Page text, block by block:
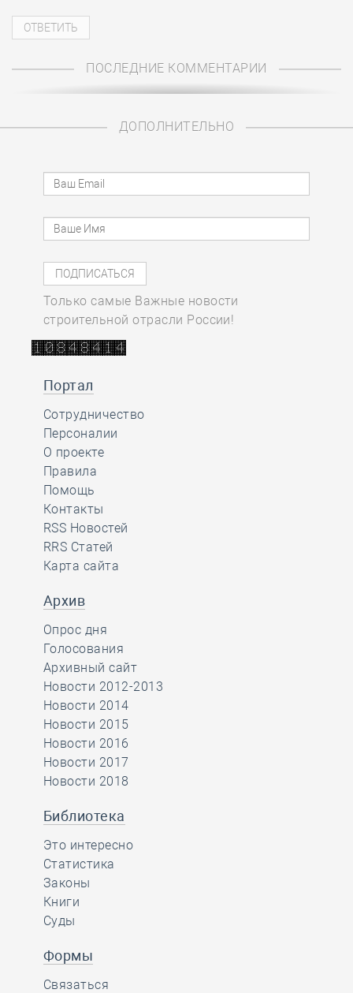
ПОСЛЕДНИЕ КОММЕНТАРИИ
ДОПОЛНИТЕЛЬНО
Только самые Важные новости
строительной отрасли России!
Портал
Сотрудничество
Персоналии
О проекте
Правила
Помощь
Контакты
RSS Новостей
RRS Статей
Карта сайта
Архив
Опрос дня
Голосования
Архивный сайт
Новости 2012-2013
Новости 2014
Новости 2015
Новости 2016
Новости 2017
Новости 2018
Библиотека
Это интересно
Статистика
Законы
Книги
Суды
Формы
Связаться